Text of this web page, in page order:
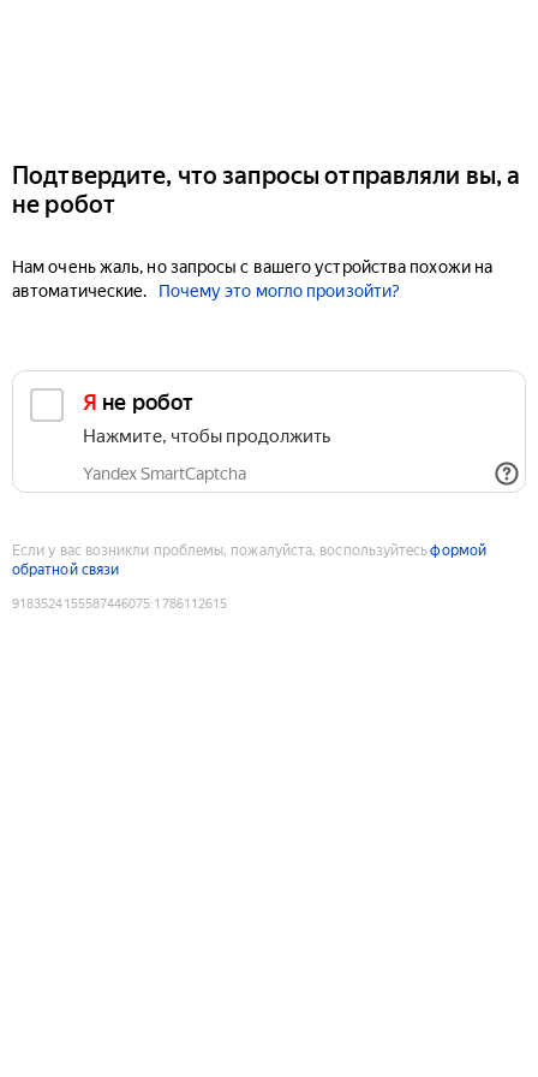
Подтвердите, что запросы отправляли вы, а
не робот
Нам очень жаль, но запросы с вашего устройства похожи на
автоматические.
Почему это могло произойти?
Я не робот
Нажмите, чтобы продолжить
Yandex SmartCaptcha
Если у вас возникли проблемы, пожалуйста, воспользуйтесьформой
обратной связи
9183524155587446075:1786112615